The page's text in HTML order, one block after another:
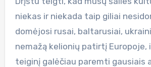
niekas ir niekada taip giliai
domėjosi rusai, baltarusiai,
nemažą kelionių patirtį Europoje,
teiginį galėčiau paremti gausiais